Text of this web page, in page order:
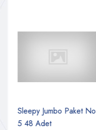
Sleepy Jumbo Paket No
5 48 Adet